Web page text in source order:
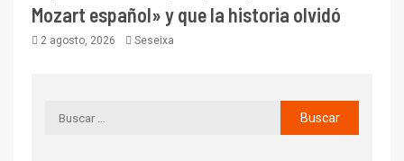
Mozart español» y que la historia olvidó
2 agosto, 2026 Seseixa